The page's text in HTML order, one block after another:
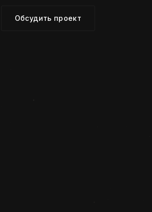
Обсудить проект